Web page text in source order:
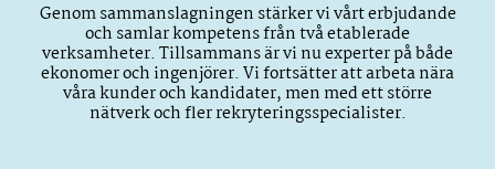
Genom sammanslagningen stärker vi vårt erbjudande
och samlar kompetens från två etablerade
verksamheter. Tillsammans är vi nu experter på både
ekonomer och ingenjörer. Vi fortsätter att arbeta nära
våra kunder och kandidater, men med ett större
nätverk och fler rekryteringsspecialister.